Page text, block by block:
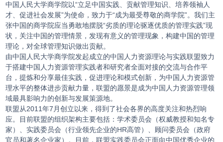
中国人民大学商学院以“立足中国实践、贡献管理知识、培养领袖人
才、促进社会发展”为使命，致力于“成为最受尊敬的商学院”。我们主
张中国的商学院应当勇敢地摆脱“劣质的理论驱逐优质的管理实践”现
状，关注中国的管理情景，发现有意义的管理现象，构建中国的管理
理论，对全球管理知识做出贡献。
由中国人民大学商学院发起成立的中国人力资源理论与实践联盟致力
于搭建中国人力资源管理实践者和研究者全面对接的交流与合作平
台，提炼和分享最佳实践，促进理论和模式创新，为中国人力资源管
理水平的整体进步贡献力量，联盟的愿景是成为中国人力资源管理领
域最具影响力的创新与发展策源地。
联盟从2011年7月创立以来，得到了社会各界的高度关注和热烈响
应。目前联盟的组织架构主要包括：学术委员会（权威教授和知名专
家）、实践委员会（行业领先企业的HR高管）、顾问委员会（政府
官员和著名企业家）。目前，联盟实践委员会正面向中国优秀企业的